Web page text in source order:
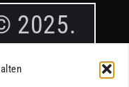
2025.
rights reserved.